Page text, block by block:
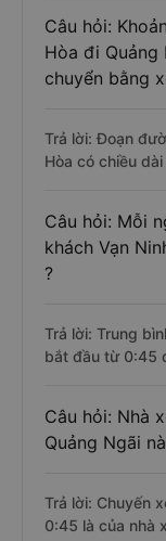
Câu hỏi:
Hòa đi Quảng
chuyển bằng
Trả lời: Đoạn
Hòa có chiều
Câu hỏi: Mỗi
khách Vạn
?
Trả lời: Trung
bắt đầu từ 0:45
Câu hỏi: Nhà
Quảng Ngãi
Trả lời: Chuyến
0:45 là của nhà